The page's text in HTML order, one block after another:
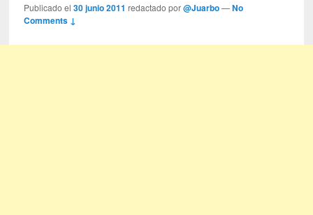
Publicado el30 junio 2011 redactado por@Juarbo —No
Comments ↓